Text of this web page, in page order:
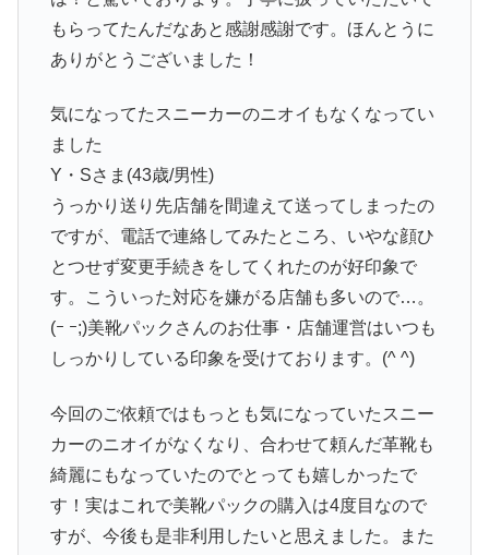
もらってたんだなあと感謝感謝です。ほんとうに
ありがとうございました！
気になってたスニーカーのニオイもなくなってい
ました
Y・Sさま(43歳/男性)
うっかり送り先店舗を間違えて送ってしまったの
ですが、電話で連絡してみたところ、いやな顔ひ
とつせず変更手続きをしてくれたのが好印象で
す。こういった対応を嫌がる店舗も多いので…。
(ｰ ｰ;)美靴パックさんのお仕事・店舗運営はいつも
しっかりしている印象を受けております。(^ ^)
今回のご依頼ではもっとも気になっていたスニー
カーのニオイがなくなり、合わせて頼んだ革靴も
綺麗にもなっていたのでとっても嬉しかったで
す！実はこれで美靴パックの購入は4度目なので
すが、今後も是非利用したいと思えました。また